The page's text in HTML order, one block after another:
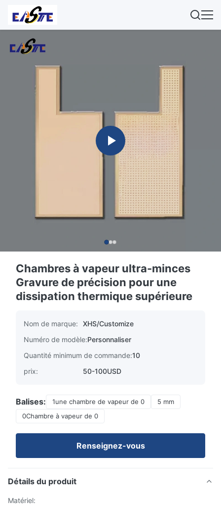
Chambres à vapeur ultra-minces
Gravure de précision pour une
dissipation thermique supérieure
Nom de marque:
XHS/Customize
Numéro de modèle:Personnaliser
Quantité minimum de commande:10
prix:
50-100USD
Balises: 1une chambre de vapeur de 0
5 mm
0Chambre à vapeur de 0
Renseignez-vous
Détails du produit
Matériel: